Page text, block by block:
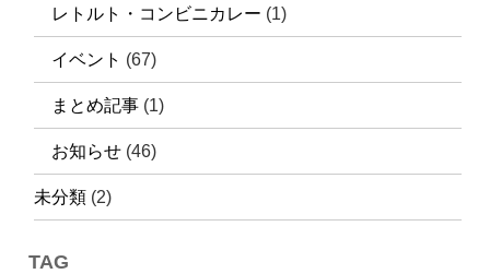
レトルト・コンビニカレー (1)
イベント (67)
まとめ記事 (1)
お知らせ (46)
未分類 (2)
TAG